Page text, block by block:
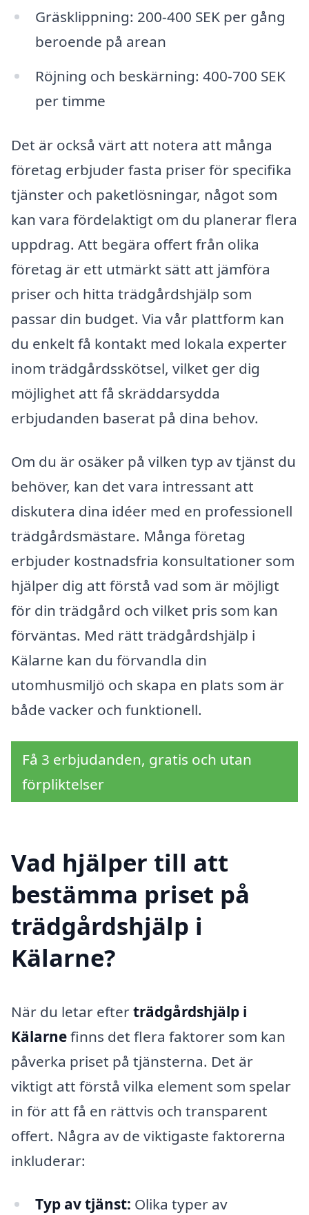
Gräsklippning: 200-400 SEK per gång
beroende på arean
Röjning och beskärning: 400-700 SEK
per timme
Det är också värt att notera att många
företag erbjuder fasta priser för specifika
tjänster och paketlösningar, något som
kan vara fördelaktigt om du planerar flera
uppdrag. Att begära offert från olika
företag är ett utmärkt sätt att jämföra
priser och hitta trädgårdshjälp som
passar din budget. Via vår plattform kan
du enkelt få kontakt med lokala experter
inom trädgårdsskötsel, vilket ger dig
möjlighet att få skräddarsydda
erbjudanden baserat på dina behov.
Om du är osäker på vilken typ av tjänst du
behöver, kan det vara intressant att
diskutera dina idéer med en professionell
trädgårdsmästare. Många företag
erbjuder kostnadsfria konsultationer som
hjälper dig att förstå vad som är möjligt
för din trädgård och vilket pris som kan
förväntas. Med rätt trädgårdshjälp i
Kälarne kan du förvandla din
utomhusmiljö och skapa en plats som är
både vacker och funktionell.
Få 3 erbjudanden, gratis och utan
förpliktelser
Vad hjälper till att
bestämma priset på
trädgårdshjälp i
Kälarne?
När du letar efterträdgårdshjälp i
Kälarnefinns det flera faktorer som kan
påverka priset på tjänsterna. Det är
viktigt att förstå vilka element som spelar
in för att få en rättvis och transparent
offert. Några av de viktigaste faktorerna
inkluderar:
Typ av tjänst: Olika typer av